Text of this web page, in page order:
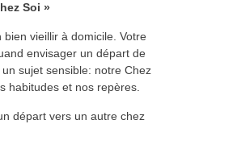
Soi »
vieillir à domicile. Votre
envisager un départ de
sujet sensible: notre Chez
habitudes et nos repères.
départ vers un autre chez